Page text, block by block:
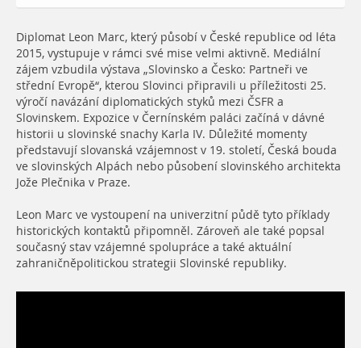
Diplomat Leon Marc, který působí v České republice od léta
2015, vystupuje v rámci své mise velmi aktivně. Mediální
zájem vzbudila výstava „Slovinsko a Česko: Partneři ve
střední Evropě“, kterou Slovinci připravili u příležitosti 25.
výročí navázání diplomatických styků mezi ČSFR a
Slovinskem. Expozice v Černínském paláci začíná v dávné
historii u slovinské snachy Karla IV. Důležité momenty
představují slovanská vzájemnost v 19. století, Česká bouda
ve slovinských Alpách nebo působení slovinského architekta
Jože Plečnika v Praze.
Leon Marc ve vystoupení na univerzitní půdě tyto příklady
historických kontaktů připomněl. Zároveň ale také popsal
současný stav vzájemné spolupráce a také aktuální
zahraničněpolitickou strategii Slovinské republiky.